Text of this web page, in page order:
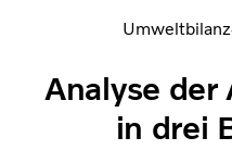
Analyse der
in drei